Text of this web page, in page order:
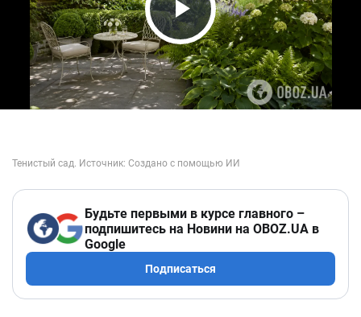
Play Video
Будьте первыми в курсе главного –
подпишитесь на Новини на OBOZ.UA в
Google
Подписаться